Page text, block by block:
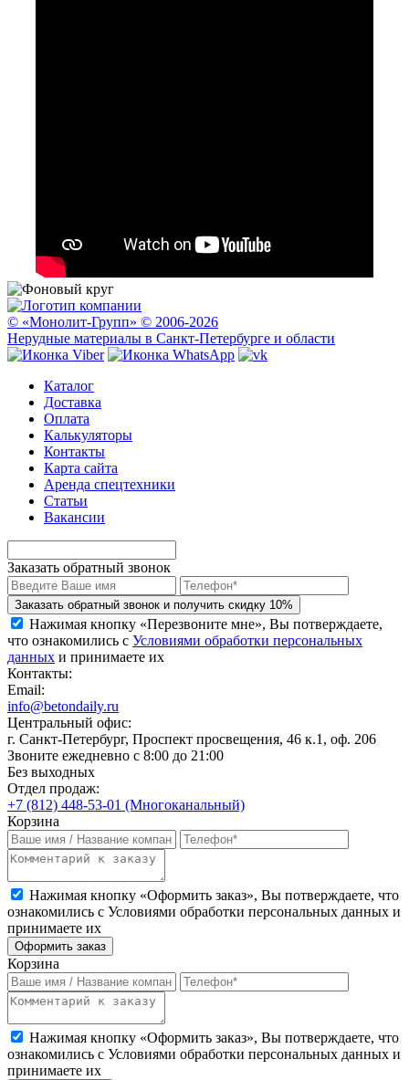
© «Монолит-Групп» © 2006-2026
Нерудные материалы в Санкт-Петербурге и области
Каталог
Доставка
Оплата
Калькуляторы
Контакты
Карта сайта
Аренда спецтехники
Статьи
Вакансии
Заказать обратный звонок
Заказать обратный звонок и получить скидку 10%
Нажимая кнопку «Перезвоните мне», Вы потверждаете,
что ознакомились с Условиями обработки персональных
данных и принимаете их
Контакты:
Email:
info@betondaily.ru
Центральный офис:
г. Санкт-Петербург, Проспект просвещения, 46 к.1, оф. 206
Звоните ежедневно с 8:00 до 21:00
Без выходных
Отдел продаж:
+7 (812) 448-53-01 (Многоканальный)
Корзина
Нажимая кнопку «Оформить заказ», Вы потверждаете, что
ознакомились с Условиями обработки персональных данных и
принимаете их
Оформить заказ
Корзина
Нажимая кнопку «Оформить заказ», Вы потверждаете, что
ознакомились с Условиями обработки персональных данных и
принимаете их